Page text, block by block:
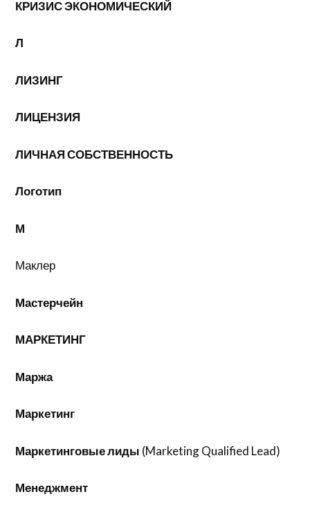
КРИЗИС ЭКОНОМИЧЕСКИЙ
Л
ЛИЗИНГ
ЛИЦЕНЗИЯ
ЛИЧНАЯ СОБСТВЕННОСТЬ
Логотип
М
Маклер
Мастерчейн
МАРКЕТИНГ
Маржа
Маркетинг
Маркетинговые лиды (Marketing Qualified Lead)
Менеджмент